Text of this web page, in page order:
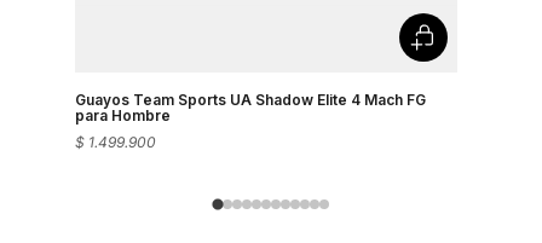
Guayos Team Sports UA Shadow Elite 4 Mach FG
para Hombre
$ 1.499.900